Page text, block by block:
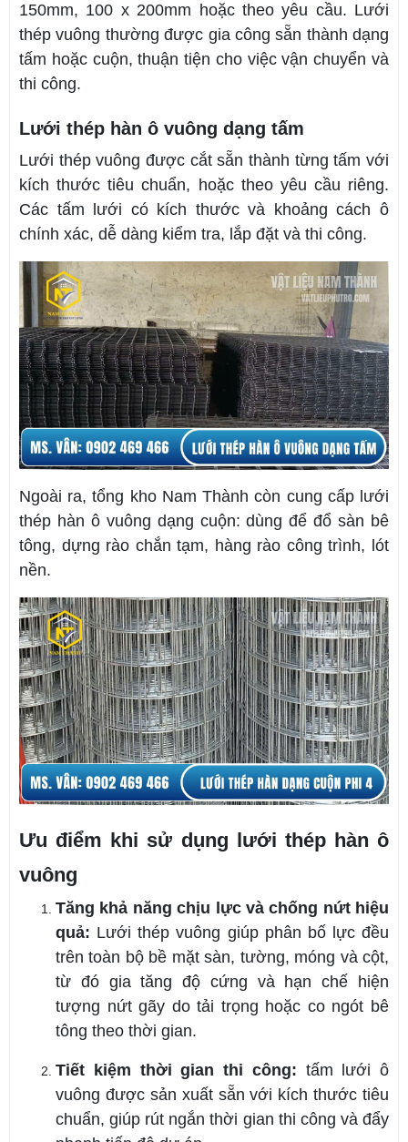
150mm, 100 x 200mm hoặc theo yêu cầu. Lưới
thép vuông thường được gia công sẵn thành dạng
tấm hoặc cuộn, thuận tiện cho việc vận chuyển và
thi công.
Lưới thép hàn ô vuông dạng tấm
Lưới thép vuông được cắt sẵn thành từng tấm với
kích thước tiêu chuẩn, hoặc theo yêu cầu riêng.
Các tấm lưới có kích thước và khoảng cách ô
chính xác, dễ dàng kiểm tra, lắp đặt và thi công.
Ngoài ra, tổng kho Nam Thành còn cung cấp lưới
thép hàn ô vuông dạng cuộn: dùng để đổ sàn bê
tông, dựng rào chắn tạm, hàng rào công trình, lót
nền.
Ưu điểm khi sử dụng lưới thép hàn ô
vuông
Tăng khả năng chịu lực và chống nứt hiệu
quả: Lưới thép vuông giúp phân bố lực đều
trên toàn bộ bề mặt sàn, tường, móng và cột,
từ đó gia tăng độ cứng và hạn chế hiện
tượng nứt gãy do tải trọng hoặc co ngót bê
tông theo thời gian.
Tiết kiệm thời gian thi công: tấm lưới ô
vuông được sản xuất sẵn với kích thước tiêu
chuẩn, giúp rút ngắn thời gian thi công và đẩy